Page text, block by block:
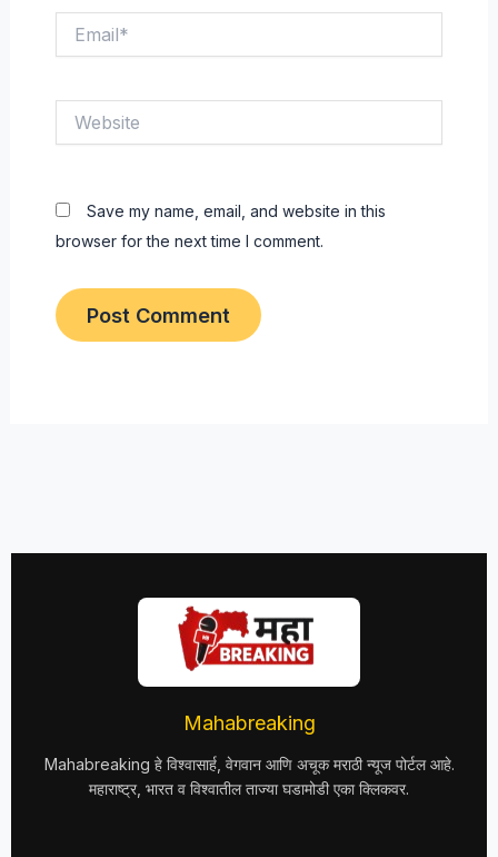
Save my name, email, and website in this
browser for the next time I comment.
Mahabreaking
Mahabreaking हे विश्वासार्ह, वेगवान आणि अचूक मराठी न्यूज पोर्टल आहे.
महाराष्ट्र, भारत व विश्वातील ताज्या घडामोडी एका क्लिकवर.